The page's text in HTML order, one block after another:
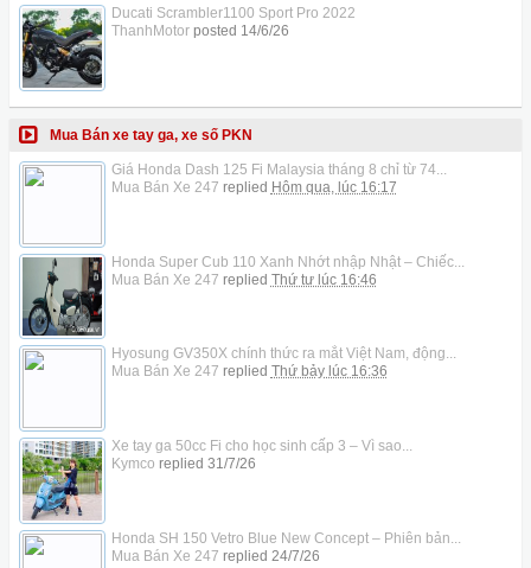
Ducati Scrambler1100 Sport Pro 2022
ThanhMotorposted 14/6/26
Mua Bán xe tay ga, xe số PKN
Giá Honda Dash 125 Fi Malaysia tháng 8 chỉ từ 74...
Mua Bán Xe 247 replied Hôm qua, lúc 16:17
Honda Super Cub 110 Xanh Nhớt nhập Nhật – Chiếc...
Mua Bán Xe 247 replied Thứ tư lúc 16:46
Hyosung GV350X chính thức ra mắt Việt Nam, động...
Mua Bán Xe 247 replied Thứ bảy lúc 16:36
Xe tay ga 50cc Fi cho học sinh cấp 3 – Vì sao...
Kymco replied 31/7/26
Honda SH 150 Vetro Blue New Concept – Phiên bản...
Mua Bán Xe 247 replied 24/7/26